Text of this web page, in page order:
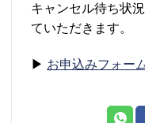
キャンセル待ち状
ていただきます。
▶ お申込みフォー